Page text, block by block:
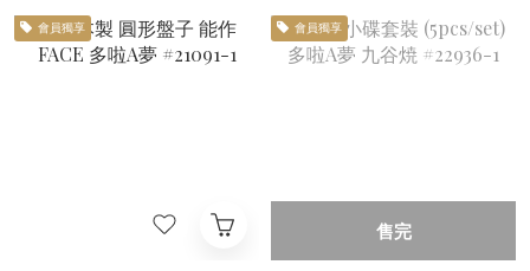
會員獨享 會員獨享
售完